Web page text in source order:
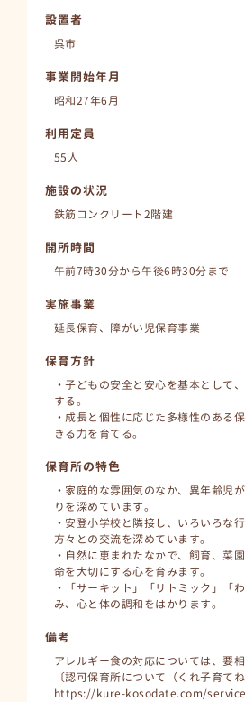
設置者
呉市
事業開始年月
昭和27年6月
利用定員
55人
施設の状況
鉄筋コンクリート2階建
開所時間
午前7時30分から午後6時30分まで
実施事業
延長保育、障がい児保育事業
保育方針
・子どもの安全と安心を基本として
する。
・成長と個性に応じた多様性のある
きる力を育てる。
保育所の特色
・家庭的な雰囲気のなか、異年齢児
りを深めています。
・安登小学校と隣接し、いろいろな
方々との交流を深めています。
・自然に恵まれたなかで、飼育、菜
命を大切にする心を育みます。
・「サーキット」「リトミック」「
み、心と体の調和をはかります。
備考
アレルギー食の対応については、要相
〔認可保育所について（くれ子育てね
https://kure-kosodate.com/